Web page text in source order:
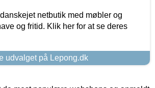
netbutik med møbler og
og fritid. Klik her for at se deres
udvalget på Lepong.dk